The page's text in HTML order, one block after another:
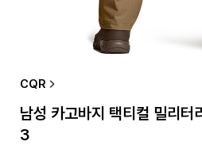
CQR
남성 카고바지 택티컬 밀리
3